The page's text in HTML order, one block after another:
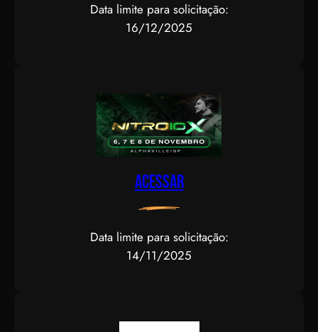
Data limite para solicitação:
16/12/2025
Acessar
Data limite para solicitação:
14/11/2025